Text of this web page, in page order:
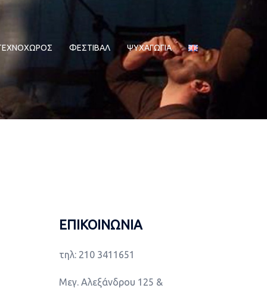
ΦΕΣΤΙΒΑΛ ΨΥΧΑΓΩΓΙΑ
ΕΠΙΚΟΙΝΩΝΙΑ
τηλ: 210 3411651
Μεγ. Αλεξάνδρου 125 &